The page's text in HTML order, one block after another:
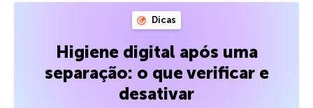
Dicas
Higiene digital após uma
separação: o que verificar e
desativar